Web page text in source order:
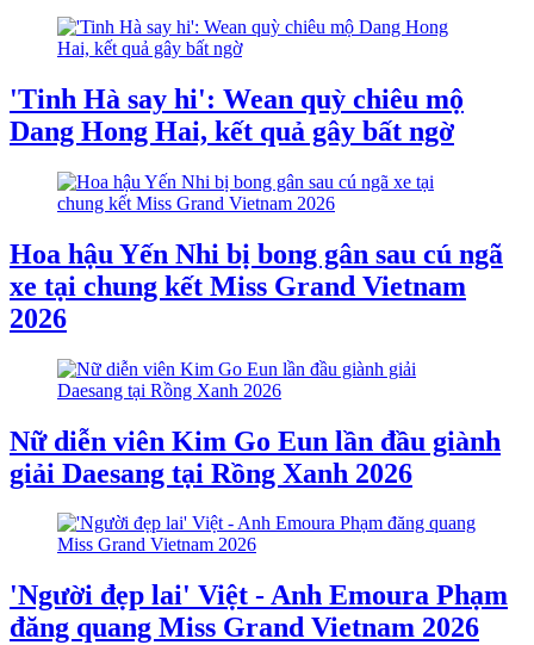
'Tinh Hà say hi': Wean quỳ chiêu mộ
Dang Hong Hai, kết quả gây bất ngờ
Hoa hậu Yến Nhi bị bong gân sau cú ngã
xe tại chung kết Miss Grand Vietnam
2026
Nữ diễn viên Kim Go Eun lần đầu giành
giải Daesang tại Rồng Xanh 2026
'Người đẹp lai' Việt - Anh Emoura Phạm
đăng quang Miss Grand Vietnam 2026